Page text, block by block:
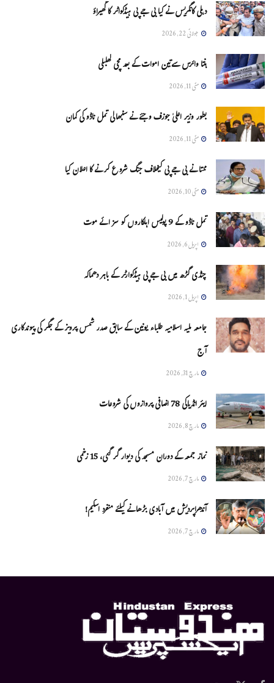
دہلی کانگریس نے کیا بی جے پی ہیڈکواٹر کا گھیراؤ
جولائی 22, 2026
ہنتا وائرس سےتین اموات کے بعد مچی کھلبلی
مئی 11, 2026
بطور وزیر اعلیٰ جوزف وجئے نے سنبھالی تمل ناڈو کی کمان
مئی 11, 2026
ممتا نے بی جے پی کیخلاف جنگ شروع کرنے کا اعلان کیا
مئی 10, 2026
تمل ناڈو کے 9 پولیس اہلکاروں کو سزائے موت
اپریل 6, 2026
چنڈی گڑھ میں بی جے پی ہیڈکوارٹر کے باہر دھماکہ
اپریل 1, 2026
جامعہ ملیہ اسلامیہ طلباء یونین کے سابق صدر شمس پرویز کے جگر کی پیوندکاری
آج
مارچ 31, 2026
ایئر انڈیاکی 78 اضافی پروازوں کی شروعات
مارچ 8, 2026
نماز جمعہ کے دوران مسجد کی دیوار گر گئی، 15 زخمی
مارچ 7, 2026
آندھراپردیش میں آبادی بڑھانے کیلئے منفرد اسکیم!
مارچ 7, 2026